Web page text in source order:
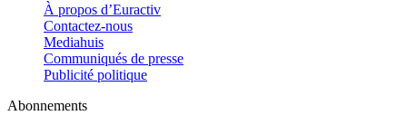
À propos d’Euractiv
Contactez-nous
Mediahuis
Communiqués de presse
Publicité politique
Abonnements